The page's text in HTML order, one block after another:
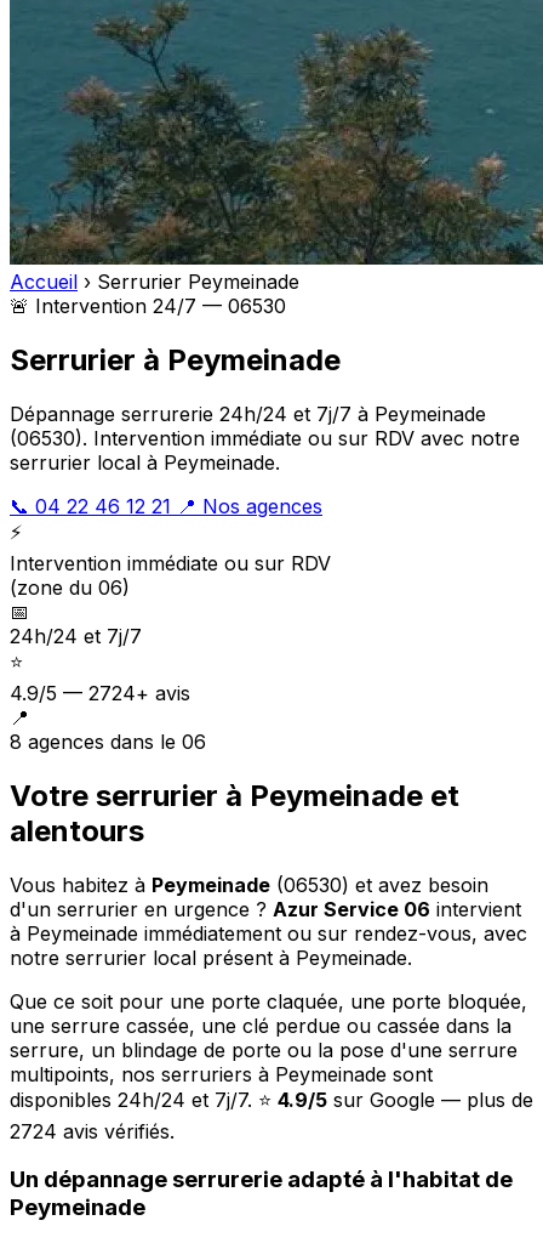
Accueil › Serrurier Peymeinade
🚨 Intervention 24/7 — 06530
Serrurier à Peymeinade
Dépannage serrurerie 24h/24 et 7j/7 à Peymeinade
(06530). Intervention immédiate ou sur RDV avec notre
serrurier local à Peymeinade.
📞 04 22 46 12 21 📍 Nos agences
⚡
Intervention immédiate ou sur RDV
(zone du 06)
📅
24h/24 et 7j/7
⭐
4.9/5 — 2724+ avis
📍
8 agences dans le 06
Votre serrurier à Peymeinade et
alentours
Vous habitez à Peymeinade (06530) et avez besoin
d'un serrurier en urgence ? Azur Service 06 intervient
à Peymeinade immédiatement ou sur rendez-vous, avec
notre serrurier local présent à Peymeinade.
Que ce soit pour une porte claquée, une porte bloquée,
une serrure cassée, une clé perdue ou cassée dans la
serrure, un blindage de porte ou la pose d'une serrure
multipoints, nos serruriers à Peymeinade sont
disponibles 24h/24 et 7j/7. ⭐ 4.9/5 sur Google — plus de
2724 avis vérifiés.
Un dépannage serrurerie adapté à l'habitat de
Peymeinade